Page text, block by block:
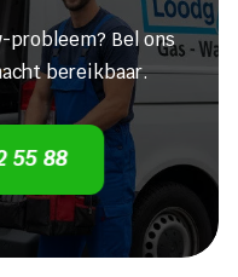
Bel ons
bereikbaar.
55 88